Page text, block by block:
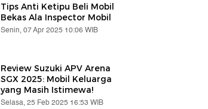
Tips Anti Ketipu Beli Mobil
Bekas Ala Inspector Mobil
Senin, 07 Apr 2025 10:06 WIB
Review Suzuki APV Arena
SGX 2025: Mobil Keluarga
yang Masih Istimewa!
Selasa, 25 Feb 2025 16:53 WIB